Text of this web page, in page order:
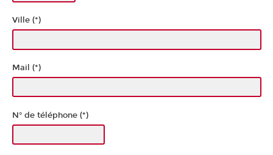
Ville (*)
Mail (*)
N° de téléphone (*)